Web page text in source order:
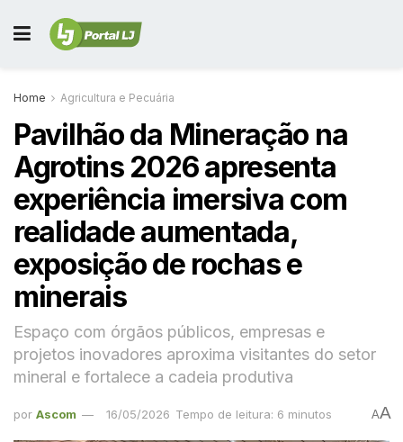
Home Agricultura e Pecuária
Pavilhão da Mineração na
Agrotins 2026 apresenta
experiência imersiva com
realidade aumentada,
exposição de rochas e
minerais
Espaço com órgãos públicos, empresas e
projetos inovadores aproxima visitantes do setor
mineral e fortalece a cadeia produtiva
por Ascom 16/05/2026 Tempo de leitura: 6 minutos AA